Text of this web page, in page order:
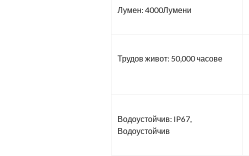
Лумен: 4000Лумени
Трудов живот: 50,000 часове
Водоустойчив: IP67,
Водоустойчив